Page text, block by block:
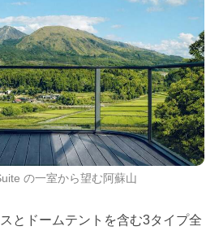
の一室から望む阿蘇山
とドームテントを含む3タイプ全